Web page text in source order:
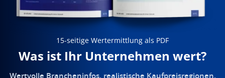
15-seitige Wertermittlung als PDF
Was ist Ihr Unternehmen wert?
Wertvolle Brancheninfos, realistische Kaufpreisregionen,